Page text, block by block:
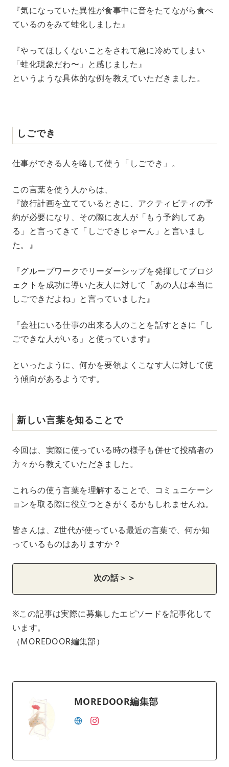
『気になっていた異性が食事中に音をたてながら食べ
ているのをみて蛙化しました』
『やってほしくないことをされて急に冷めてしまい
「蛙化現象だわ〜」と感じました』
というような具体的な例を教えていただきました。
しごでき
仕事ができる人を略して使う「しごでき」。
この言葉を使う人からは、
『旅行計画を立てているときに、アクティビティの予
約が必要になり、その際に友人が「もう予約してあ
る」と言ってきて「しごできじゃーん」と言いまし
た。』
『グループワークでリーダーシップを発揮してプロジ
ェクトを成功に導いた友人に対して「あの人は本当に
しごできだよね」と言っていました』
『会社にいる仕事の出来る人のことを話すときに「し
ごできな人がいる」と使っています』
といったように、何かを要領よくこなす人に対して使
う傾向があるようです。
新しい言葉を知ることで
今回は、実際に使っている時の様子も併せて投稿者の
方々から教えていただきました。
これらの使う言葉を理解することで、コミュニケーシ
ョンを取る際に役立つときがくるかもしれませんね。
皆さんは、Z世代が使っている最近の言葉で、何か知
っているものはありますか？
次の話＞＞
※この記事は実際に募集したエピソードを記事化して
います。
（MOREDOOR編集部）
MOREDOOR編集部